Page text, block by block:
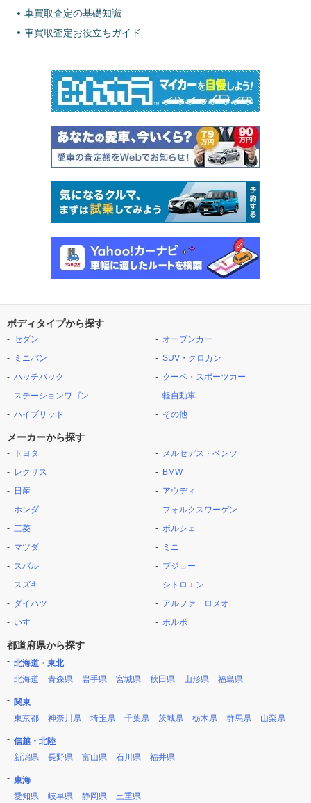
車買取査定の基礎知識
車買取査定お役立ちガイド
ボディタイプから探す
セダン
ミニバン
ハッチバック
ステーションワゴン
ハイブリッド
オープンカー
SUV・クロカン
クーペ・スポーツカー
軽自動車
その他
メーカーから探す
トヨタ
レクサス
日産
ホンダ
三菱
マツダ
スバル
スズキ
ダイハツ
いすゞ
メルセデス・ベンツ
BMW
アウディ
フォルクスワーゲン
ポルシェ
ミニ
プジョー
シトロエン
アルファ ロメオ
ボルボ
都道府県から探す
北海道・東北
北海道
青森県 岩手県 宮城県 秋田県 山形県 福島県
関東
東京都
神奈川県 埼玉県 千葉県 茨城県 栃木県 群馬県 山梨県
信越・北陸
新潟県
長野県 富山県 石川県 福井県
東海
愛知県
岐阜県 静岡県 三重県